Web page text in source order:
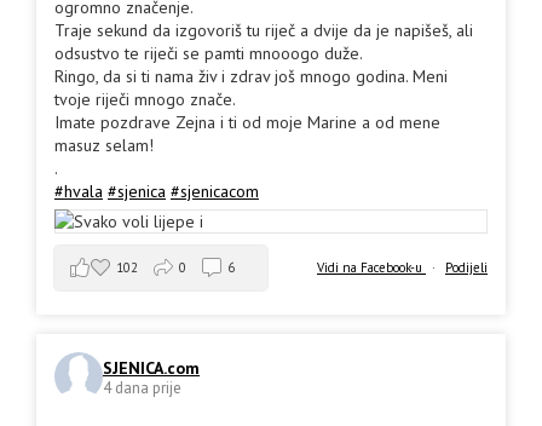
ogromno značenje.
Traje sekund da izgovoriš tu riječ a dvije da je napišeš, ali
odsustvo te riječi se pamti mnooogo duže.
Ringo, da si ti nama živ i zdrav još mnogo godina. Meni
tvoje riječi mnogo znače.
Imate pozdrave Zejna i ti od moje Marine a od mene
masuz selam!
.
#hvala #sjenica #sjenicacom
Vidi na Facebook-u · Podijeli
102 0 6
SJENICA.com
4 dana prije